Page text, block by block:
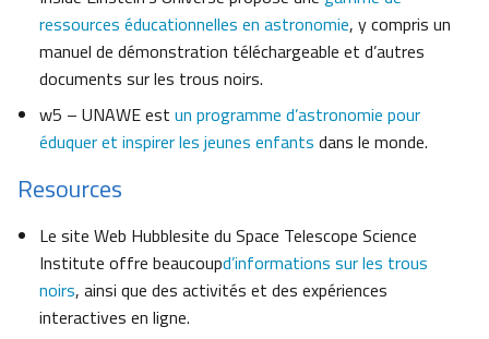
ressources éducationnelles en astronomie, y compris un
manuel de démonstration téléchargeable et d’autres
documents sur les trous noirs.
w5 – UNAWE est un programme d’astronomie pour
éduquer et inspirer les jeunes enfants dans le monde.
Resources
Le site Web Hubblesite du Space Telescope Science
Institute offre beaucoupd’informations sur les trous
noirs, ainsi que des activités et des expériences
interactives en ligne.